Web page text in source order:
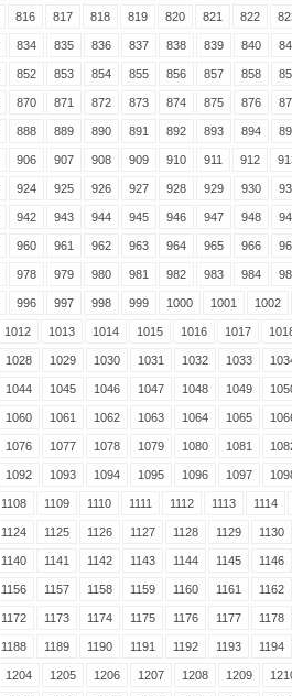
816 817 818 819 820 821 822
834 835 836 837 838 839 840
852 853 854 855 856 857 858
870 871 872 873 874 875 876
888 889 890 891 892 893 894
906 907 908 909 910 911 912
924 925 926 927 928 929 930
942 943 944 945 946 947 948
960 961 962 963 964 965 966
978 979 980 981 982 983 984
996 997 998 999 1000 1001 1002
1012 1013 1014 1015 1016 1017
1028 1029 1030 1031 1032 1033
1044 1045 1046 1047 1048 1049
1060 1061 1062 1063 1064 1065
1076 1077 1078 1079 1080 1081
1092 1093 1094 1095 1096 1097
1108 1109 1110 1111 1112 1113 1114
1124 1125 1126 1127 1128 1129 1130
1140 1141 1142 1143 1144 1145 1146
1156 1157 1158 1159 1160 1161 1162
1172 1173 1174 1175 1176 1177 1178
1188 1189 1190 1191 1192 1193 1194
1204 1205 1206 1207 1208 1209